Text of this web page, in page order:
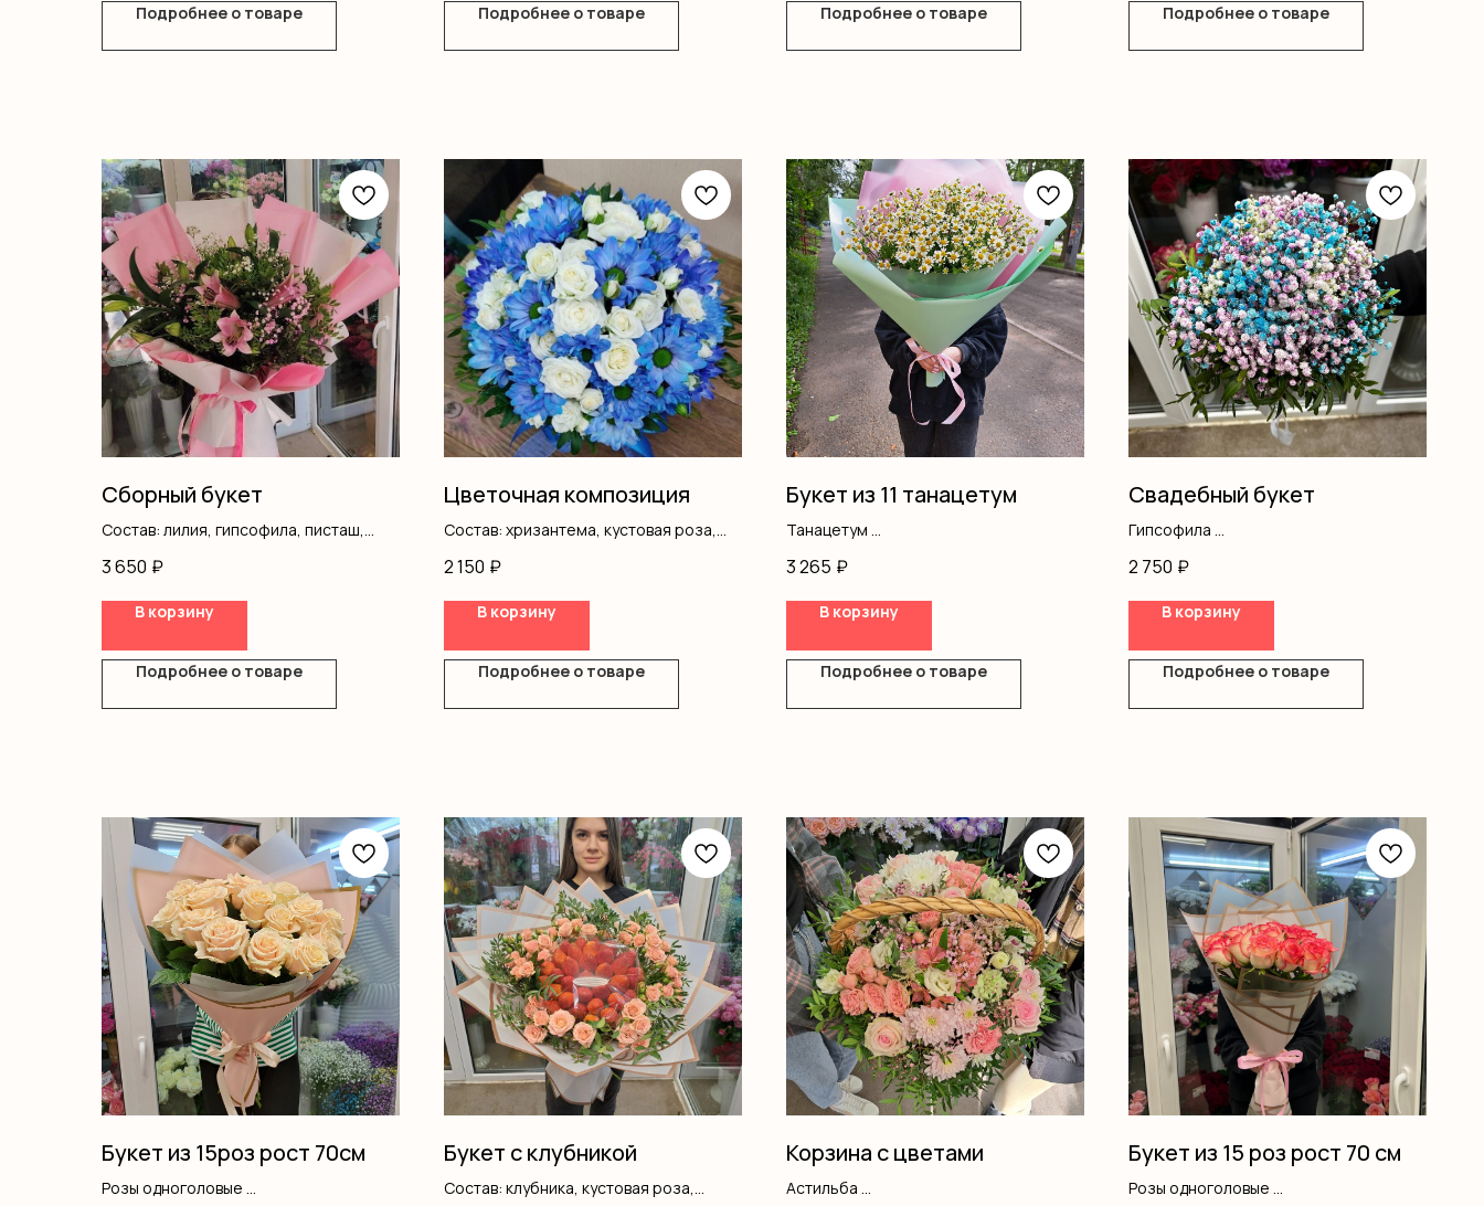
Подробнее о товаре Подробнее о товаре Подробнее о товаре Подробнее о товаре
Сборный букет
Состав: лилия, гипсофила, писташ,
3 650 ₽
В корзину
Подробнее о товаре
Цветочная композиция
Состав: хризантема, кустовая роза,
2 150 ₽
В корзину
Подробнее о товаре
Букет из 11 танацетум
Танацетум
3 265 ₽
В корзину
Подробнее о товаре
Свадебный букет
Гипсофила
2 750 ₽
В корзину
Подробнее о товаре
Букет из 15роз рост 70см
Розы одноголовые
Букет с клубникой
Состав: клубника, кустовая роза,
Корзина с цветами
Астильба
Букет из 15 роз рост 70 см
Розы одноголовые